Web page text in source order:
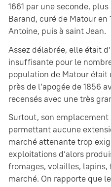
1661 par une seconde,
Barand, curé de Matour en
Antoine, puis à saint Jean.
Assez délabrée, elle était
insuffisante pour le
population de Matour était
près de l’apogée de 1856
recensés avec une très
Surtout, son
permettant aucune
marché attenante trop
exploitations d’alors
fromages, volailles, lapins,
marché. On rapporte que